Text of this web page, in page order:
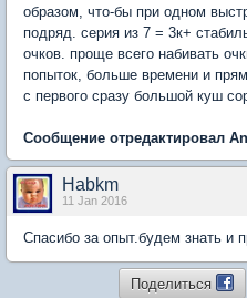
образом, что-бы при одном
подряд. серия из 7 = 3к+
очков. проще всего набивать
попыток, больше времени и
с первого сразу большой куш
Сообщение отредактировал
Habkm
11 Jan 2016
Спасибо за опыт.будем знать и
Поделиться